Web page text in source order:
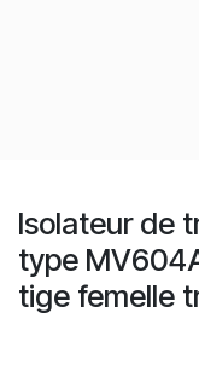
Isolateur de
type
tige femelle